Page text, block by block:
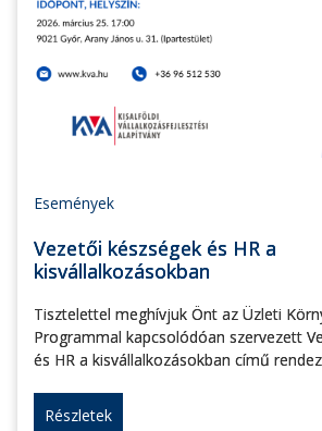
Események
Vezetői készségek és HR a
kisvállalkozásokban
Tisztelettel meghívjuk Önt az Üzleti
Programmal kapcsolódóan szervezett
és HR a kisvállalkozásokban című
Részletek